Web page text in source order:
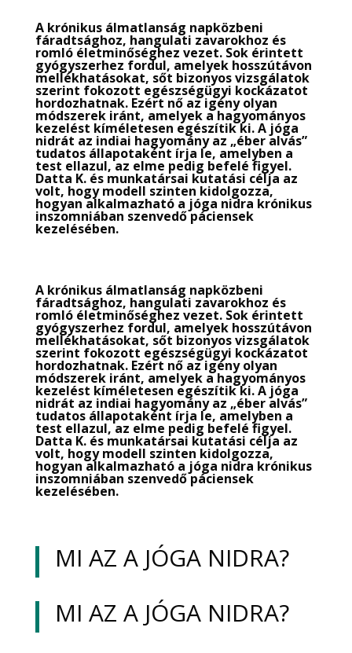
A krónikus álmatlanság napközbeni
fáradtsághoz, hangulati zavarokhoz és
romló életminőséghez vezet. Sok érintett
gyógyszerhez fordul, amelyek hosszútávon
mellékhatásokat, sőt bizonyos vizsgálatok
szerint fokozott egészségügyi kockázatot
hordozhatnak. Ezért nő az igény olyan
módszerek iránt, amelyek a hagyományos
kezelést kíméletesen egészítik ki.A jóga
nidrát az indiai hagyomány az „éber alvás”
tudatos állapotaként írja le, amelyben a
test ellazul, az elme pedig befelé figyel.
Datta K. és munkatársai kutatási célja az
volt, hogy modell szinten kidolgozza,
hogyan alkalmazható a jóga nidra krónikus
inszomniában szenvedő páciensek
kezelésében.
A krónikus álmatlanság napközbeni
fáradtsághoz, hangulati zavarokhoz és
romló életminőséghez vezet. Sok érintett
gyógyszerhez fordul, amelyek hosszútávon
mellékhatásokat, sőt bizonyos vizsgálatok
szerint fokozott egészségügyi kockázatot
hordozhatnak. Ezért nő az igény olyan
módszerek iránt, amelyek a hagyományos
kezelést kíméletesen egészítik ki.A jóga
nidrát az indiai hagyomány az „éber alvás”
tudatos állapotaként írja le, amelyben a
test ellazul, az elme pedig befelé figyel.
Datta K. és munkatársai kutatási célja az
volt, hogy modell szinten kidolgozza,
hogyan alkalmazható a jóga nidra krónikus
inszomniában szenvedő páciensek
kezelésében.
MI AZ A JÓGA NIDRA?
MI AZ A JÓGA NIDRA?